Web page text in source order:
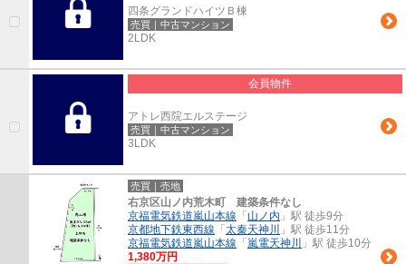
四条グランドハイツＢ棟
売買｜中古マンション
2LDK
会員物件
アトレ西院エルステージ
売買｜中古マンション
3LDK
売買｜売地
右京区山ノ内荒木町 建築条件なし
京福電気鉄道嵐山本線 「 山ノ内 」駅 徒歩9分
京都地下鉄東西線 「 太秦天神川
」駅 徒歩11分
京福電気鉄道嵐山本線 「 嵐電天神川
」駅 徒歩10分
1,380万円